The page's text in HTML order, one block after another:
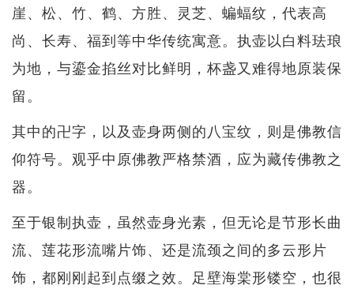
崖、松、竹、鹤、方胜、灵芝、蝙蝠纹，代表高
尚、长寿、福到等中华传统寓意。执壶以白料珐琅
为地，与鎏金掐丝对比鲜明，杯盏又难得地原装保
留。
其中的卍字，以及壶身两侧的八宝纹，则是佛教信
仰符号。观乎中原佛教严格禁酒，应为藏传佛教之
器。
至于银制执壶，虽然壶身光素，但无论是节形长曲
流、莲花形流嘴片饰、还是流颈之间的多云形片
饰，都刚刚起到点缀之效。足壁海棠形镂空，也很